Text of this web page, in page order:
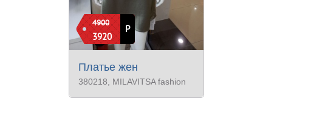
4900
3920
Р
Платье жен
380218 , MILAVITSA fashion